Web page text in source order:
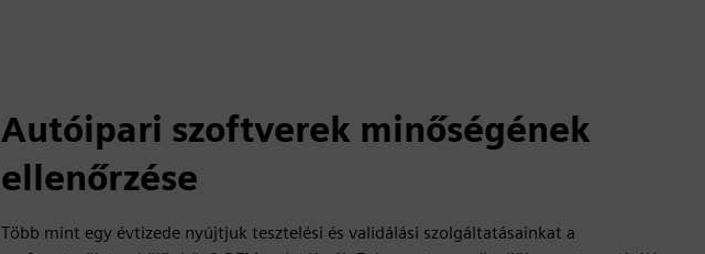
Autóipari szoftverek minőségének
ellenőrzése
Több mint egy évtizede nyújtjuk tesztelési és validálási szolgáltatásainkat a